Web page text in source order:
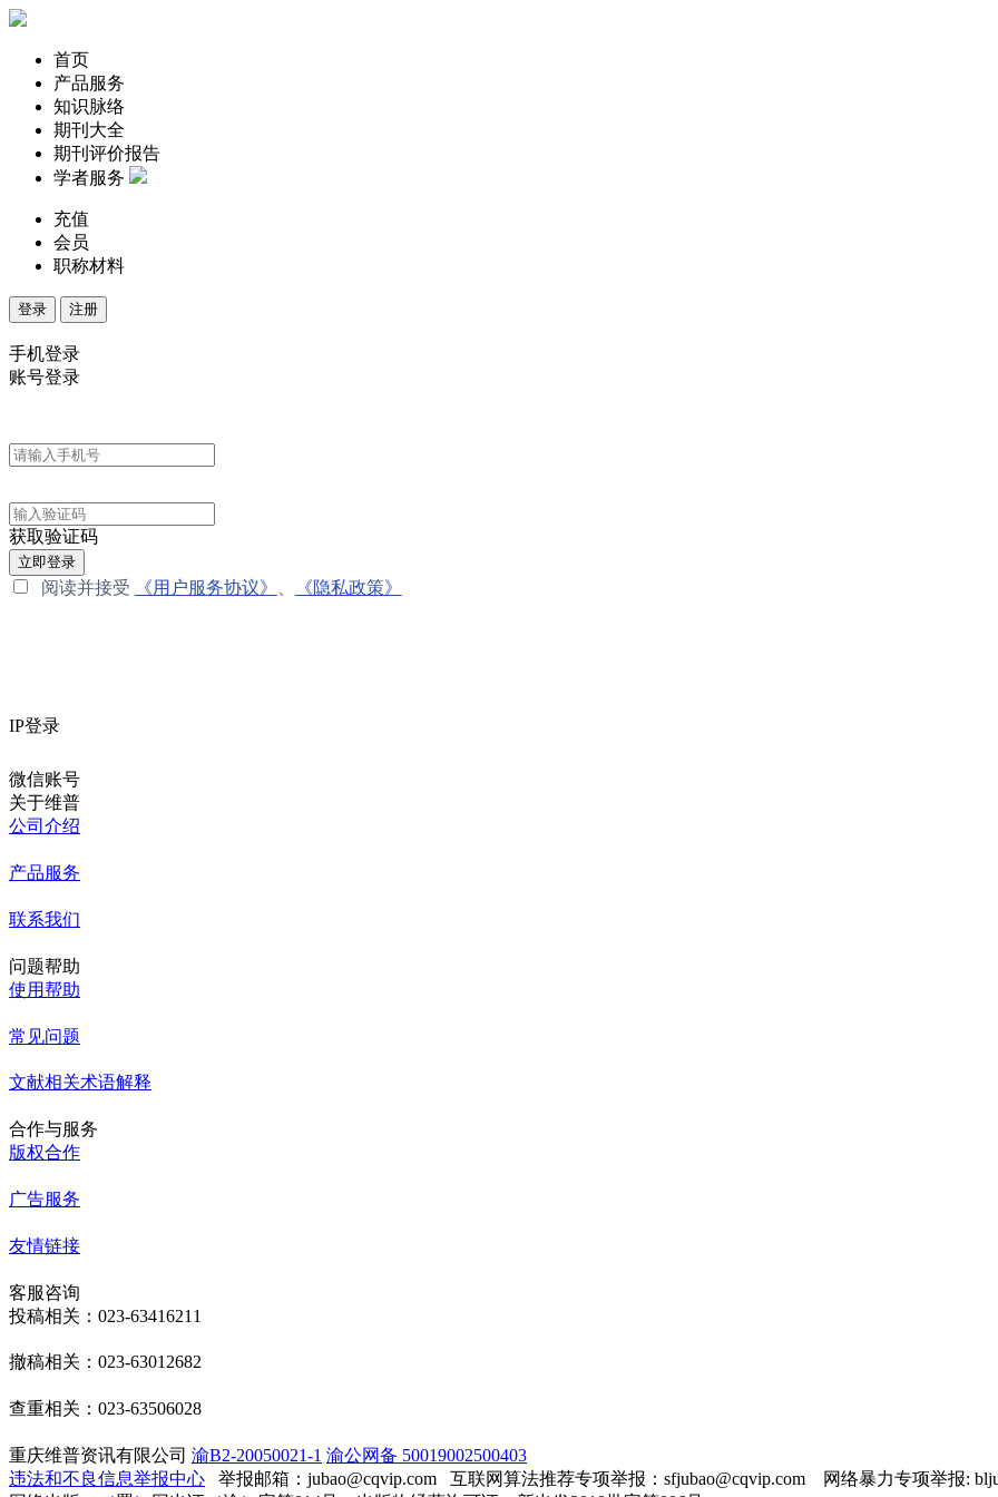
首页
产品服务
知识脉络
期刊大全
期刊评价报告
学者服务
充值
会员
职称材料
登录 注册
手机登录
账号登录
获取验证码
立即登录
阅读并接受 《用户服务协议》 《隐私政策》
IP登录
微信账号
关于维普
公司介绍
产品服务
联系我们
问题帮助
使用帮助
常见问题
文献相关术语解释
合作与服务
版权合作
广告服务
友情链接
客服咨询
投稿相关：023-63416211
撤稿相关：023-63012682
查重相关：023-63506028
重庆维普资讯有限公司 渝B2-20050021-1 渝公网备 50019002500403
违法和不良信息举报中心 举报邮箱：jubao@cqvip.com 互联网算法推荐专项举报：sfjubao@cqvip.com 网络暴力专项举报: